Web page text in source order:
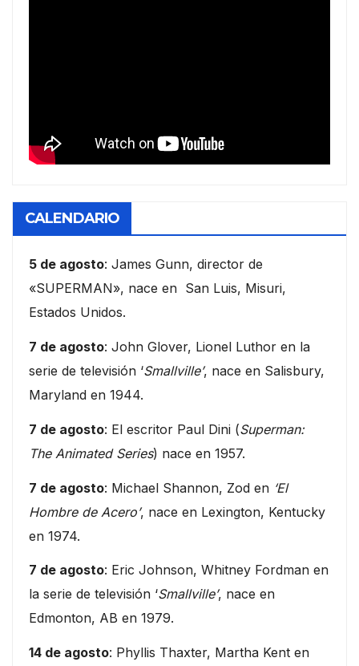
CALENDARIO
5 de agosto: James Gunn, director de
«SUPERMAN», nace en San Luis, Misuri,
Estados Unidos.
7 de agosto: John Glover, Lionel Luthor en la
serie de televisión ‘Smallville’, nace en Salisbury,
Maryland en 1944.
7 de agosto: El escritor Paul Dini (Superman:
The Animated Series) nace en 1957.
7 de agosto: Michael Shannon, Zod en ‘El
Hombre de Acero’, nace en Lexington, Kentucky
en 1974.
7 de agosto: Eric Johnson, Whitney Fordman en
la serie de televisión ‘Smallville’, nace en
Edmonton, AB en 1979.
14 de agosto: Phyllis Thaxter, Martha Kent en